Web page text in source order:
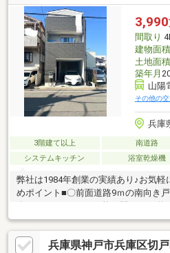
3,990
間取り
建物面積
土地面積
築年月
山陽
その他の交
兵庫
3階建て以上 南道路
システムキッチン
浴室乾燥機
弊社は1984年創業の実績あり♪お気
めポイント■〇前面道路9ｍの南向き
業施設多数あり生活の利便良好♪〇駐
納充実！■周辺環境■○室内小学校○丸
兵庫県神戸市兵庫区切